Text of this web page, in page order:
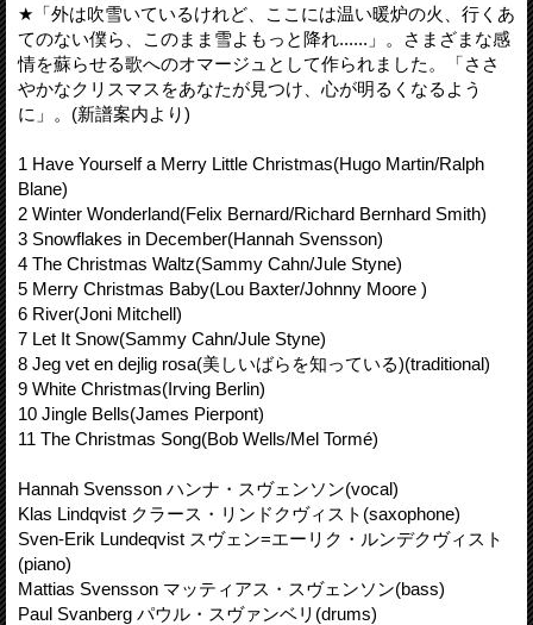
★「外は吹雪いているけれど、ここには温い暖炉の火、行くあ
てのない僕ら、このまま雪よもっと降れ......」。さまざまな感
情を蘇らせる歌へのオマージュとして作られました。「ささ
やかなクリスマスをあなたが見つけ、心が明るくなるよう
に」。(新譜案内より)
1 Have Yourself a Merry Little Christmas(Hugo Martin/Ralph
Blane)
2 Winter Wonderland(Felix Bernard/Richard Bernhard Smith)
3 Snowflakes in December(Hannah Svensson)
4 The Christmas Waltz(Sammy Cahn/Jule Styne)
5 Merry Christmas Baby(Lou Baxter/Johnny Moore )
6 River(Joni Mitchell)
7 Let It Snow(Sammy Cahn/Jule Styne)
8 Jeg vet en dejlig rosa(美しいばらを知っている)(traditional)
9 White Christmas(Irving Berlin)
10 Jingle Bells(James Pierpont)
11 The Christmas Song(Bob Wells/Mel Tormé)
Hannah Svensson ハンナ・スヴェンソン(vocal)
Klas Lindqvist クラース・リンドクヴィスト(saxophone)
Sven-Erik Lundeqvist スヴェン=エーリク・ルンデクヴィスト
(piano)
Mattias Svensson マッティアス・スヴェンソン(bass)
Paul Svanberg パウル・スヴァンベリ(drums)